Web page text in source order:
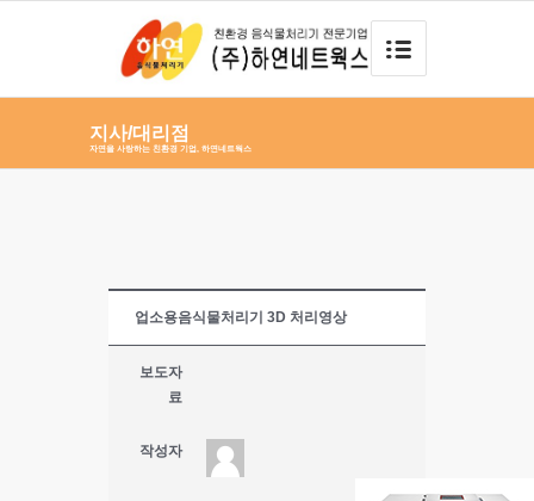
지사/대리점
자연을 사랑하는 친환경 기업, 하연네트웍스
업소용음식물처리기 3D 처리영상
보도자
료
작성자